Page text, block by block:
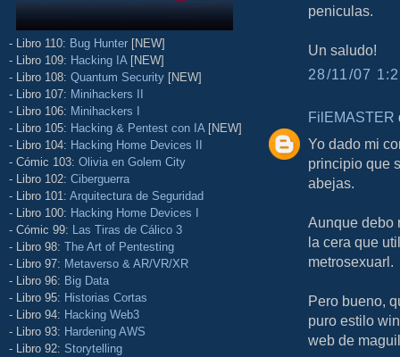
- Libro 110: Bug Hunter [NEW]
- Libro 109: Hacking IA [NEW]
- Libro 108: Quantum Security [NEW]
- Libro 107: Minihackers II
- Libro 106: Minihackers I
- Libro 105: Hacking & Pentest con IA [NEW]
- Libro 104: Hacking Home Devices II
- Cómic 103: Olivia en Golem City
- Libro 102: Ciberguerra
- Libro 101: Arquitectura de Seguridad
- Libro 100: Hacking Home Devices I
- Cómic 99: Las Tiras de Cálico 3
- Libro 98: The Art of Pentesting
- Libro 97: Metaverso & AR/VR/XR
- Libro 96: Big Data
- Libro 95: Historias Cortas
- Libro 94: Hacking Web3
- Libro 93: Hardening AWS
- Libro 92: Storytelling
peniculas.
Un saludo!
28/11/07
FilEMASTER
Yo dado mi
principio que
abejas.
Aunque debo
la cera que
metrosexuarl.
Pero bueno,
puro estilo
web de